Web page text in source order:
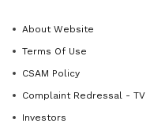
About Website
Terms Of Use
CSAM Policy
Complaint Redressal - TV
Investors